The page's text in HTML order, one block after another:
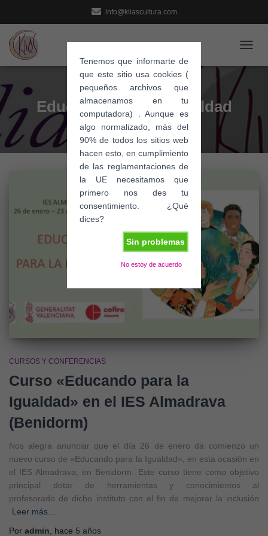
Tenemos que informarte de
que este sitio usa cookies (
pequeños archivos que
almacenamos en tu
computadora) . Aunque es
algo normalizado, más del
90% de todos los sitios web
hacen esto, en cumplimiento
de las reglamentaciones de
la UE necesitamos que
primero nos des tu
consentimiento. ¿Qué
dices?
Sin problemas
No estoy de acuerdo
info@kliascultura.com
MODO
Educando para la Igualdad
CURSOS Y CONFERENCIAS
Curso «Educando para la
Igualdad» en el IES Almadrava
(Benidorm)
Nos alegra anunciar que el día 26 de enero da comienzo un
nuevo curso de «Educando para la Igualdad», en esta ocasión en
el IES Almadrava, en Benidorm. Este curso tiene como objetivo
principal dotar de herramientas y conocimientos al
profesorado de dicho instituto con el fin de mejorar la inclusión
Leer más…
Por admin , hace 5 años